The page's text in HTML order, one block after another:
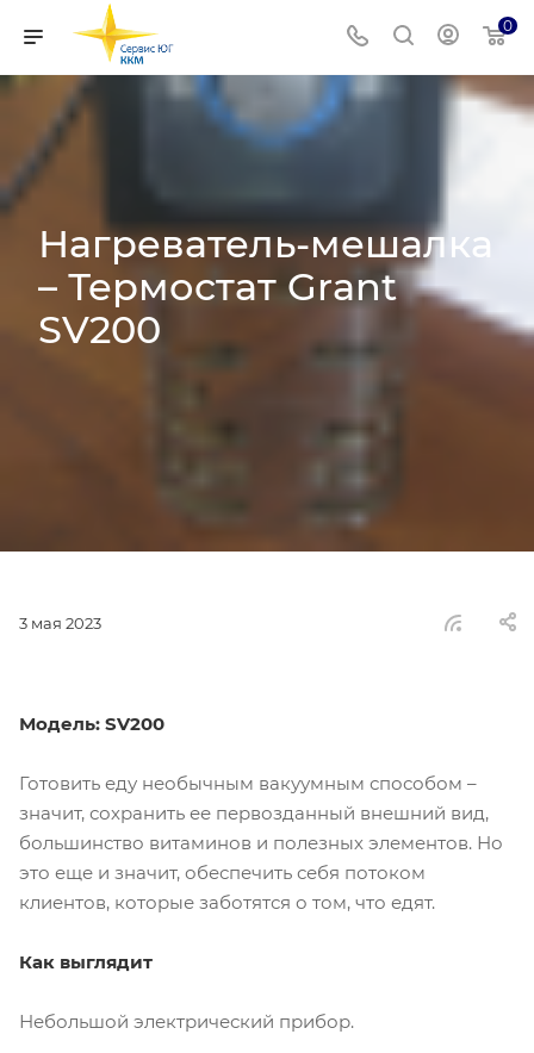
0
Нагреватель-мешалка
– Термостат Grant
SV200
3 мая 2023
Модель: SV200
Готовить еду необычным вакуумным способом –
значит, сохранить ее первозданный внешний вид,
большинство витаминов и полезных элементов. Но
это еще и значит, обеспечить себя потоком
клиентов, которые заботятся о том, что едят.
Как выглядит
Небольшой электрический прибор.